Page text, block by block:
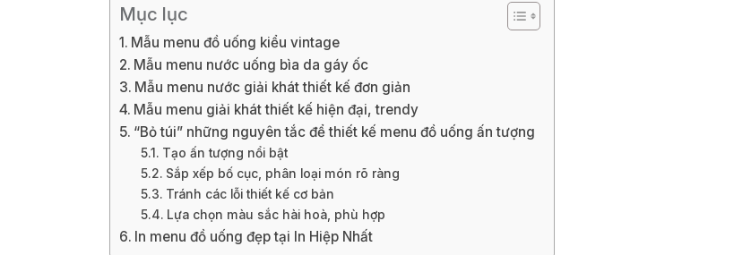
Mục lục
Mẫu menu đồ uống kiểu vintage
Mẫu menu nước uống bìa da gáy ốc
Mẫu menu nước giải khát thiết kế đơn giản
Mẫu menu giải khát thiết kế hiện đại, trendy
“Bỏ túi” những nguyên tắc để thiết kế menu đồ uống ấn tượng
Tạo ấn tượng nổi bật
Sắp xếp bố cục, phân loại món rõ ràng
Tránh các lỗi thiết kế cơ bản
Lựa chọn màu sắc hài hoà, phù hợp
In menu đồ uống đẹp tại In Hiệp Nhất